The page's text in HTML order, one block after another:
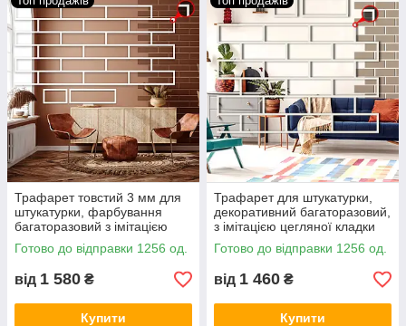
Трафарет товстий 3 мм для
штукатурки, фарбування
багаторазовий з імітацією
кладки силікатної цегли
(460х1000)
Готово до відправки 1256 од.
від 1 580 ₴
Купити
Трафарет для штукатурки,
декоративний багаторазовий,
з імітацією цегляної кладки
поліпропіленовий (420х1000)
Готово до відправки 1256 од.
від 1 460 ₴
Купити